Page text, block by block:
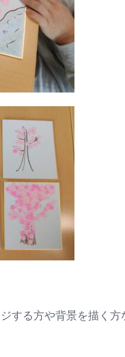
する方や背景を描く